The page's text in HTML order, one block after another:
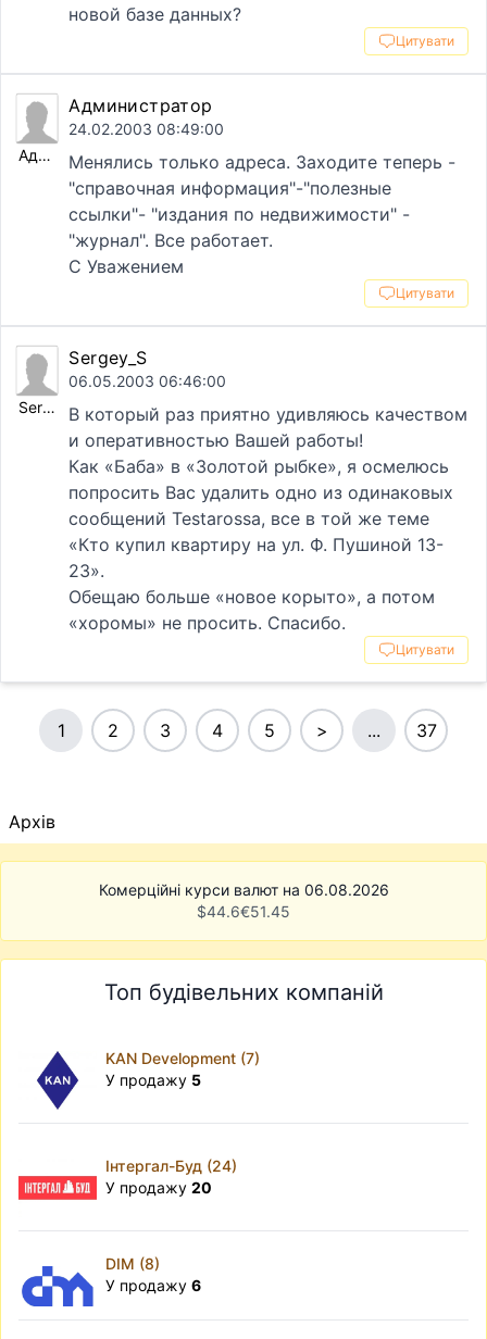
новой базе данных?
Цитувати
Администратор
Администратор
24.02.2003 08:49:00
Менялись только адреса. Заходите теперь -
"справочная информация"-"полезные
ссылки"- "издания по недвижимости" -
"журнал". Все работает.
С Уважением
Цитувати
Sergey_S
Sergey_S
06.05.2003 06:46:00
В который раз приятно удивляюсь качеством
и оперативностью Вашей работы!
Как «Баба» в «Золотой рыбке», я осмелюсь
попросить Вас удалить одно из одинаковых
сообщений Testarossa, все в той же теме
«Кто купил квартиру на ул. Ф. Пушиной 13-
23».
Обещаю больше «новое корыто», а потом
«хоромы» не просить. Спасибо.
Цитувати
1 2 3 4 5 > ... 37
Архів
Комерційні курси валют на 06.08.2026
$44.6€51.45
Топ будівельних компаній
KAN Development (7)
У продажу 5
Інтергал-Буд (24)
У продажу 20
DIM (8)
У продажу 6